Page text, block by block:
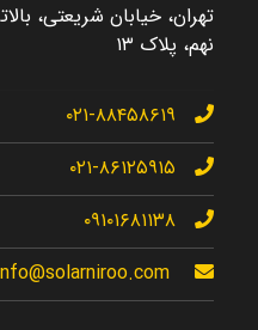
تهران، خیابان شریعتی،
نهم، پلاک ۱۳
۰۲۱-۸۸۴۵۸۶۱۹
۰۲۱-۸۶۱۲۵۹۱۵
۰۹۱۰۱۶۸۱۱۳۸